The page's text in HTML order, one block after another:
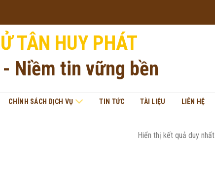
TÂN HUY PHÁT
Niềm tin vững bền
CHÍNH SÁCH DỊCH VỤ TIN TỨC TÀI LIỆU LIÊN HỆ
Hiển thị kết quả duy nhất